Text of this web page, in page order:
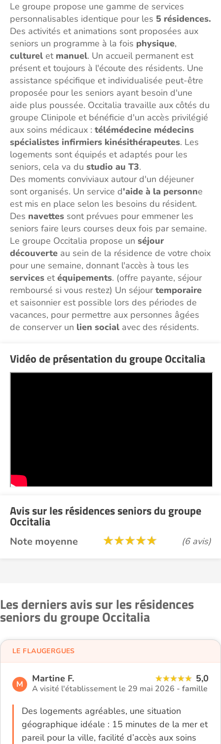
Le groupe propose une gamme de services
personnalisables identique pour les 5 résidences.
Des activités et animations sont proposées aux
seniors un programme à la fois physique,
culturel et manuel. Un accueil permanent est
présent et toujours à l'écoute des résidents. Une
assistance spécifique et individualisée peut-être
proposée pour les seniors ayant besoin d'une
aide plus poussée. Occitalia travaille aux côtés du
groupe Clinipole et bénéficie d'un accès privilégié
aux soins médicaux : télémédecine médecins
spécialistes infirmiers kinésithérapeutes. Les
logements sont équipés et adaptés pour les
seniors, cela va du studio au T3.
Des moments conviviaux autour d'un déjeuner
sont organisés. Un service d'aide à la personne
est mis en place selon les besoins du résident.
Des navettes sont prévues pour emmener les
seniors faire leurs courses deux fois par semaine.
Le groupe Occitalia propose un séjour
découverte au sein de la résidence de votre choix
pour une semaine, donnant l'accès à tous les
services etéquipements. (offre payante, séjour
remboursé si vous restez) Un séjourtemporaire
et saisonnier est possible lors des périodes de
vacances, pour permettre aux personnes âgées
de conserver un lien social avec des résidents.
Vidéo de présentation du groupe Occitalia
Avis sur les résidences seniors du groupe
Occitalia
Note moyenne (6 avis)
Les derniers avis sur les résidences
seniors du groupe Occitalia
M
Martine F. 5,0
A visité l'établissement le 29 mai 2026 - famille
Des logements agréables, une situation
géographique idéale : 15 minutes de la mer et
pareil pour la ville, facilité d’accès aux soins
LE FLAUGERGUES